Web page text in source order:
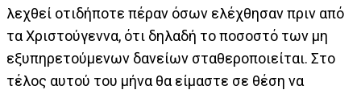
λεχθεί οτιδήποτε πέραν όσων ελέχθησαν πριν από
τα Χριστούγεννα, ότι δηλαδή το ποσοστό των μη
εξυπηρετούμενων δανείων σταθεροποιείται. Στο
τέλος αυτού του μήνα θα είμαστε σε θέση να